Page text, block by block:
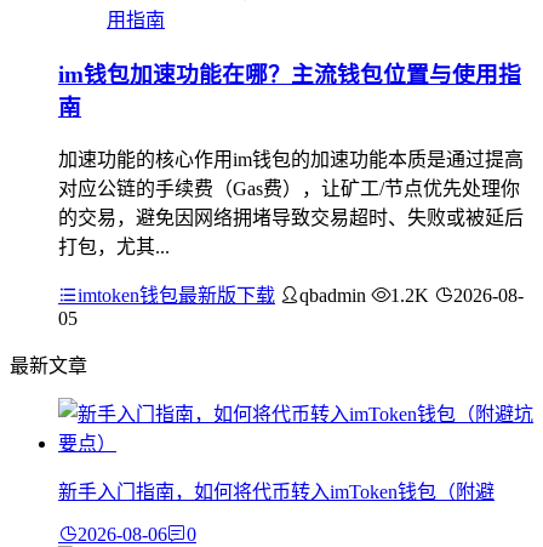
im钱包加速功能在哪？主流钱包位置与使用指
南
加速功能的核心作用im钱包的加速功能本质是通过提高
对应公链的手续费（Gas费），让矿工/节点优先处理你
的交易，避免因网络拥堵导致交易超时、失败或被延后
打包，尤其...
imtoken钱包最新版下载 qbadmin 1.2K
2026-08-
05
最新文章
新手入门指南，如何将代币转入imToken钱包（附避
2026-08-06 0